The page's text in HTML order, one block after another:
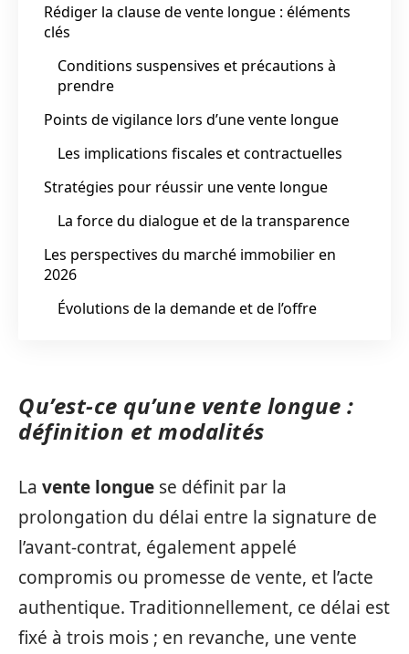
Rédiger la clause de vente longue : éléments
clés
Conditions suspensives et précautions à
prendre
Points de vigilance lors d’une vente longue
Les implications fiscales et contractuelles
Stratégies pour réussir une vente longue
La force du dialogue et de la transparence
Les perspectives du marché immobilier en
2026
Évolutions de la demande et de l’offre
Qu’est-ce qu’une vente longue :
définition et modalités
La vente longue se définit par la
prolongation du délai entre la signature de
l’avant-contrat, également appelé
compromis ou promesse de vente, et l’acte
authentique. Traditionnellement, ce délai est
fixé à trois mois ; en revanche, une vente